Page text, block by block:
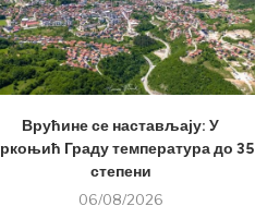
Врућине се настављају: У
Граду температура до 35
степени
06/08/2026